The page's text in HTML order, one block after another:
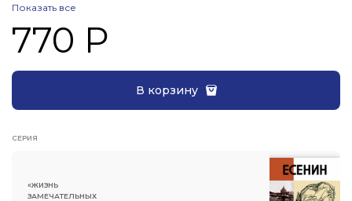
давали самые близкие люди: мать, брат, жена.
Книга Екатерины Глаголевой воссоздает образ
Справедливого, мастера на все руки, история жизни
которого разворачивается на пестром фоне сражений
и дворцовых интриг, шпионских скандалов и бурных
Показать все
770 Р
В корзину
СЕРИЯ
«ЖИЗНЬ
ЗАМЕЧАТЕЛЬНЫХ